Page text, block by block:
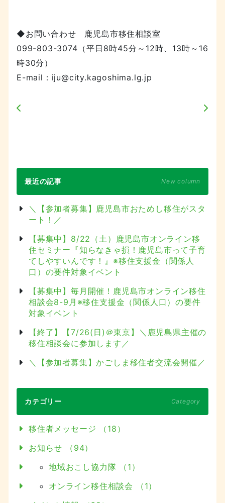
◆お問い合わせ 鹿児島市移住相談室
099-803-3074（平日8時45分～12時、13時～16
時30分）
E-mail：iju@city.kagoshima.lg.jp
最近の記事 New column
＼【参加者募集】鹿児島市おためし移住がスタ
ート！／
【募集中】8/22（土）鹿児島市オンライン移
住セミナー『知らなきゃ損！鹿児島市って子育
てしやすいんです！』※移住支援金（関係人
口）の要件対象イベント
【募集中】毎月開催！鹿児島市オンライン移住
相談会8-9月※移住支援金（関係人口）の要件
対象イベント
【終了】【7/26(日)＠東京】＼鹿児島県主催の
移住相談会に参加します／
＼【参加者募集】かごしま移住者交流会開催／
カテゴリー Category
移住者メッセージ （18）
お知らせ （94）
地域おこし協力隊 （1）
オンライン移住相談会 （1）